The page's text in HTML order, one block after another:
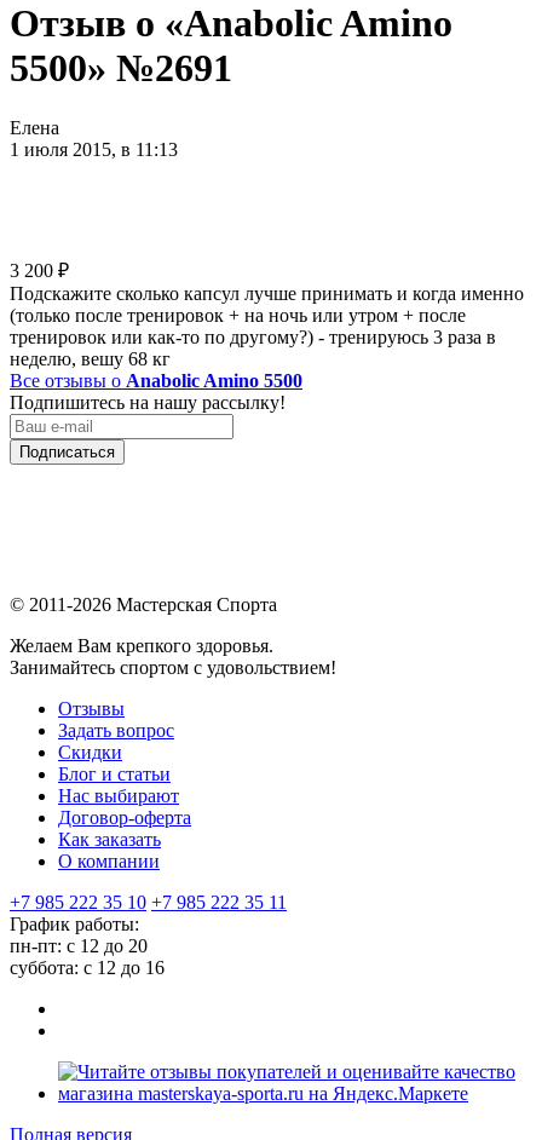
Отзыв о «Anabolic Amino
5500» №2691
Елена
1 июля 2015, в 11:13
3 200 ₽
Подскажите сколько капсул лучше принимать и когда именно
(только после тренировок + на ночь или утром + после
тренировок или как-то по другому?) - тренируюсь 3 раза в
неделю, вешу 68 кг
Все отзывы о Anabolic Amino 5500
Подпишитесь на нашу рассылку!
Подписаться
© 2011-2026 Мастерская Спорта
Желаем Вам крепкого здоровья.
Занимайтесь спортом с удовольствием!
Отзывы
Задать вопрос
Скидки
Блог и статьи
Нас выбирают
Договор-оферта
Как заказать
О компании
+7 985 222 35 10 +7 985 222 35 11
График работы:
пн-пт: с 12 до 20
суббота: c 12 до 16
Полная версия